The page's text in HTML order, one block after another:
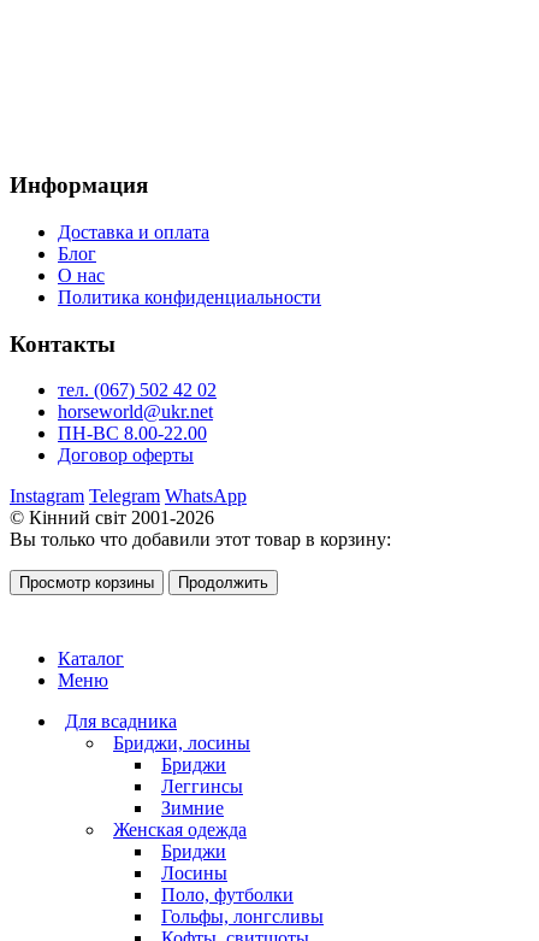
Информация
Доставка и оплата
Блог
О нас
Политика конфиденциальности
Контакты
тел. (067) 502 42 02
horseworld@ukr.net
ПН-ВС 8.00-22.00
Договор оферты
Instagram Telegram WhatsApp
© Кінний світ 2001-2026
Вы только что добавили этот товар в корзину:
Просмотр корзины Продолжить
Каталог
Меню
Для всадника
Бриджи, лосины
Бриджи
Леггинсы
Зимние
Женская одежда
Бриджи
Лосины
Поло, футболки
Гольфы, лонгсливы